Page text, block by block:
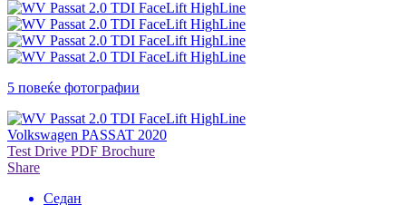
5 повеќе фотографии
Volkswagen PASSAT 2020
Test Drive PDF Brochure
Share
Седан